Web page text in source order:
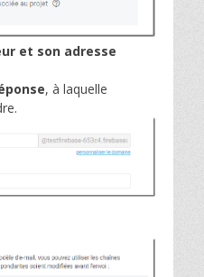
et son adresse
, à laquelle